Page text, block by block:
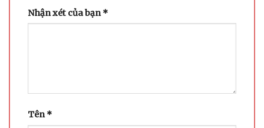
Nhận xét của bạn*
Tên*